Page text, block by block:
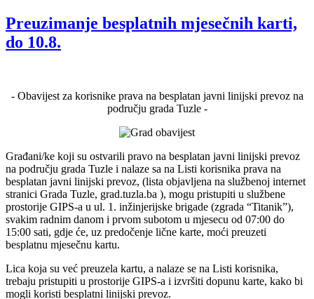
Preuzimanje besplatnih mjesečnih karti,
do 10.8.
- Obavijest za korisnike prava na besplatan javni linijski prevoz na
području grada Tuzle -
Građani/ke koji su ostvarili pravo na besplatan javni linijski prevoz
na području grada Tuzle i nalaze sa na Listi korisnika prava na
besplatan javni linijski prevoz, (lista objavljena na službenoj internet
stranici Grada Tuzle, grad.tuzla.ba ), mogu pristupiti u službene
prostorije GIPS-a u ul. 1. inžinjerijske brigade (zgrada “Titanik”),
svakim radnim danom i prvom subotom u mjesecu od 07:00 do
15:00 sati, gdje će, uz predočenje lične karte, moći preuzeti
besplatnu mjesečnu kartu.
Lica koja su već preuzela kartu, a nalaze se na Listi korisnika,
trebaju pristupiti u prostorije GIPS-a i izvršiti dopunu karte, kako bi
mogli koristi besplatni linijski prevoz.